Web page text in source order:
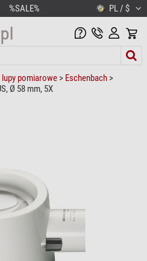
%SALE% PL / $
pomiarowe > Eschenbach >
Ø 58 mm, 5X